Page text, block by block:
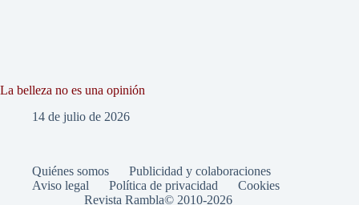
La belleza no es una opinión
14 de julio de 2026
Quiénes somos
Publicidad y colaboraciones
Aviso legal
Política de privacidad
Cookies
Revista Rambla© 2010-2026